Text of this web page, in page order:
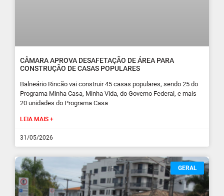
CÂMARA APROVA DESAFETAÇÃO DE ÁREA PARA
CONSTRUÇÃO DE CASAS POPULARES
Balneário Rincão vai construir 45 casas populares, sendo 25 do
Programa Minha Casa, Minha Vida, do Governo Federal, e mais
20 unidades do Programa Casa
LEIA MAIS +
31/05/2026
GERAL